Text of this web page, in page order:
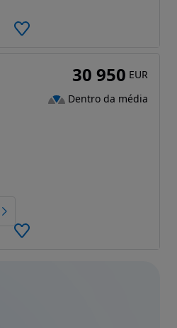
30 950 EUR
Dentro da média